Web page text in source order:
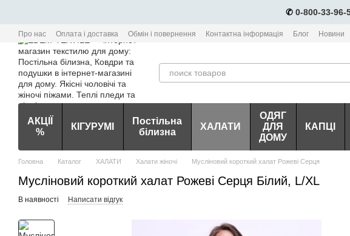
✆ 0-800-33-96-
Про нас Оплата і доставка Обмін і повернення Контактна інформація Блог Новини
АКЦІЇ
%
КІГУРУМІ
Постільна
білизна
ХАЛАТИ
ОДЯГ
ДЛЯ
ДОМУ
КАПЦІ
Головна Каталог ХАЛАТИ Халати жіночі Мусліновий короткий халат Рожеві Серця
Мусліновий короткий халат Рожеві Серця Білий, L/XL
В наявності Написати відгук